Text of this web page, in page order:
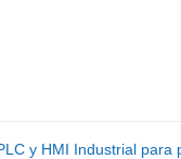
y HMI Industrial para